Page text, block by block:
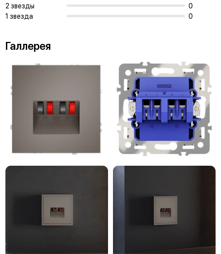
2 звезды
0
1 звезда
0
Галлерея